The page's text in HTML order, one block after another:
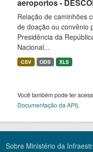
aeroportos -
Relação de caminhões
de doação ou convênio
Presidência da
Nacional...
CSV ODS XLS
Você também pode ter
Documentação da API).
Sobre Ministério da